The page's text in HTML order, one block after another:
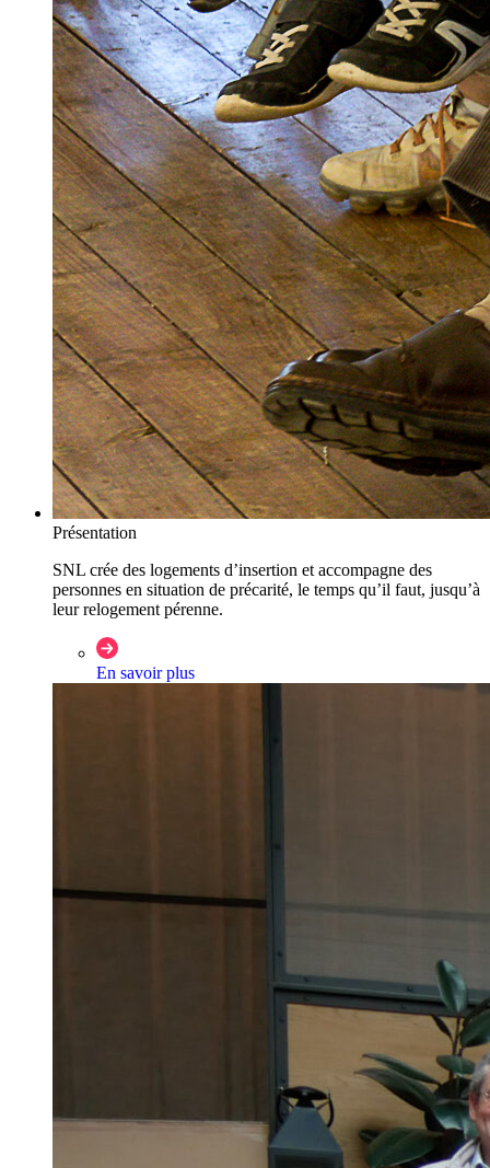
Présentation
SNL crée des logements d’insertion et accompagne des
personnes en situation de précarité, le temps qu’il faut, jusqu’à
leur relogement pérenne.
En savoir plus